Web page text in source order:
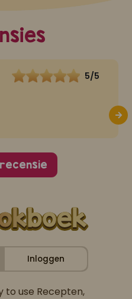
5/5
Inloggen
to use Recepten,